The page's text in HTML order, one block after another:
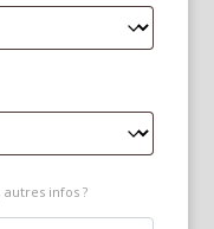
infos ?